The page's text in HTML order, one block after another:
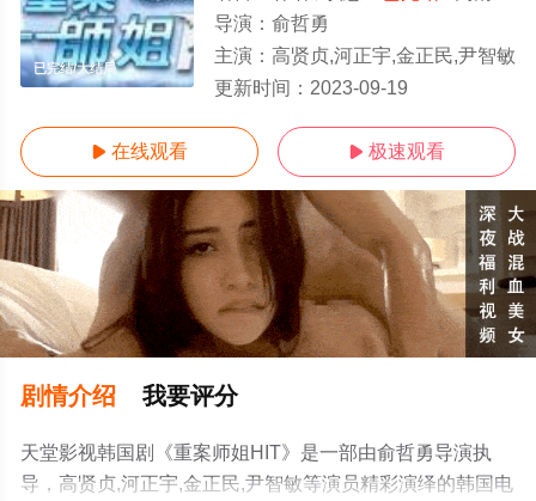
已完结/大结局
导演： 俞哲勇
主演： 高贤贞,河正宇,金正民,尹智敏
更新时间： 2023-09-19
 在线观看  极速观看
剧情介绍 我要评分
天堂影视韩国剧《重案师姐HIT》是一部由俞哲勇导演执
导，高贤贞,河正宇,金正民,尹智敏等演员精彩演绎的韩国电